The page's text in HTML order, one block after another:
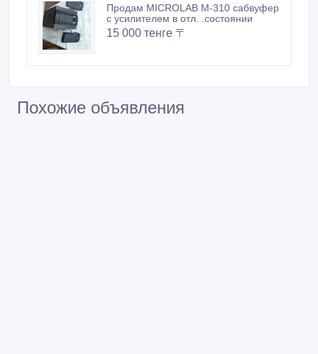
Продам MICROLAB M-310 сабвуфер
с усилителем в отл. .состоянии
15 000 тенге 〒
Похожие объявления